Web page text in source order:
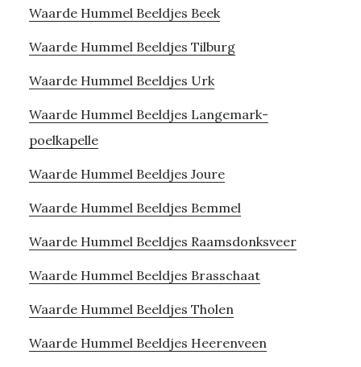
Waarde Hummel Beeldjes Beek
Waarde Hummel Beeldjes Tilburg
Waarde Hummel Beeldjes Urk
Waarde Hummel Beeldjes Langemark-
poelkapelle
Waarde Hummel Beeldjes Joure
Waarde Hummel Beeldjes Bemmel
Waarde Hummel Beeldjes Raamsdonksveer
Waarde Hummel Beeldjes Brasschaat
Waarde Hummel Beeldjes Tholen
Waarde Hummel Beeldjes Heerenveen